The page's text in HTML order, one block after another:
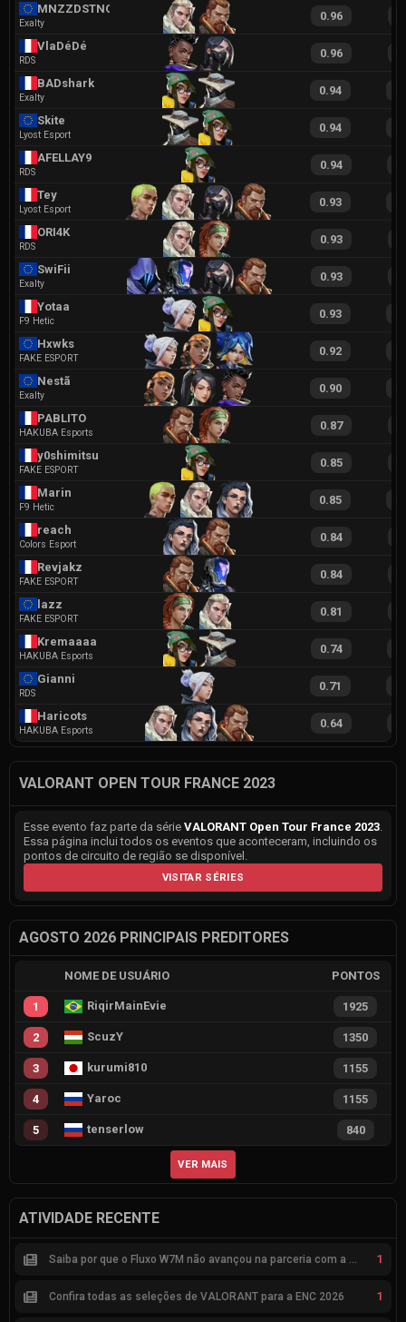
MNZZDSTNQQ
Exalty
0.96
VlaDéDé
RDS
0.96
BADshark
Exalty
0.94
Skite
Lyost Esport
0.94
AFELLAY9
RDS
0.94
Tey
Lyost Esport
0.93
ORI4K
RDS
0.93
SwiFii
Exalty
0.93
Yotaa
F9 Hetic
0.93
Hxwks
FAKE ESPORT
0.92
Nestã
Exalty
0.90
PABLITO
HAKUBA Esports
0.87
y0shimitsu
FAKE ESPORT
0.85
Marin
F9 Hetic
0.85
reach
Colors Esport
0.84
Revjakz
FAKE ESPORT
0.84
lazz
FAKE ESPORT
0.81
Kremaaaa
HAKUBA Esports
0.74
Gianni
RDS
0.71
Haricots
HAKUBA Esports
0.64
VALORANT OPEN TOUR FRANCE 2023
Esse evento faz parte da série VALORANT Open Tour France 2023.
Essa página inclui todos os eventos que aconteceram, incluindo os
pontos de circuito de região se disponível.
VISITAR SÉRIES
AGOSTO 2026 PRINCIPAIS PREDITORES
NOME DE USUÁRIO PONTOS
1 RiqirMainEvie 1925
2 ScuzY 1350
3 kurumi810 1155
4 Yaroc 1155
5 tenserlow 840
VER MAIS
ATIVIDADE RECENTE
Saiba por que o Fluxo W7M não avançou na parceria com a Riot 1
Confira todas as seleções de VALORANT para a ENC 2026 1